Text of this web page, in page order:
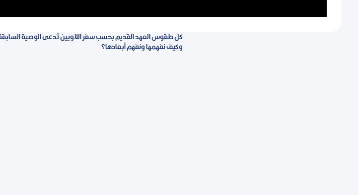
كل طقوس العهد القديم بحسب سفر اللاويين تُدعى الوصية
وكيف نفهمها ونفهم أبعادها؟